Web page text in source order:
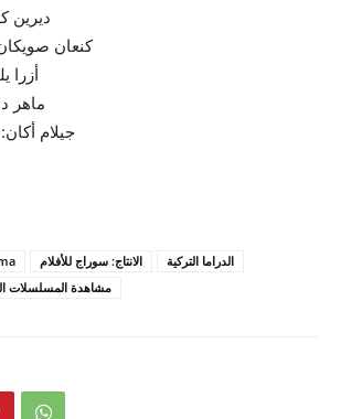
ديرين
كنعان
أزرا
ماهر
جيلام
الانتاج: سوراج للأفلام
الدراما التركية
مشاهدة المسلسلات